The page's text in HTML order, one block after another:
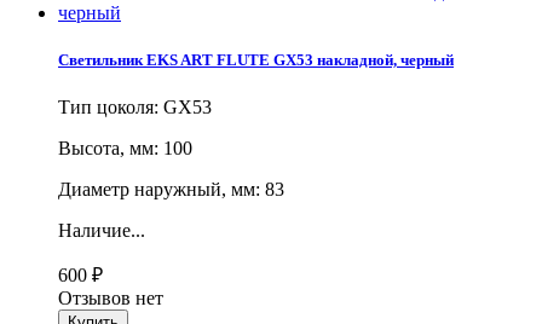
Светильник EKS ART FLUTE GX53 накладной, черный
Тип цоколя: GX53
Высота, мм: 100
Диаметр наружный, мм: 83
Наличие...
600 ₽
Отзывов нет